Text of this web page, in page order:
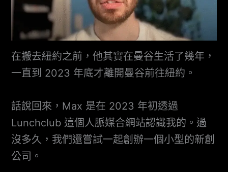
在搬去紐約之前，他其實在曼谷生活了幾年，
一直到 2023 年底才離開曼谷前往紐約。
話說回來，Max 是在 2023 年初透過
Lunchclub 這個人脈媒合網站認識我的。過
沒多久，我們還嘗試一起創辦一個小型的新創
公司。